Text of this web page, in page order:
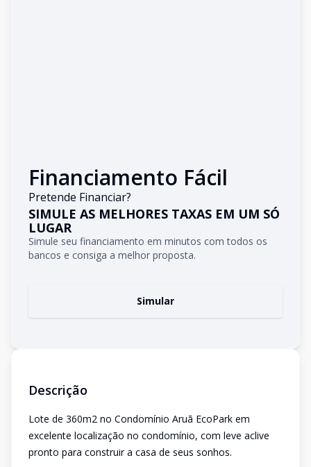
Financiamento Fácil
Pretende Financiar?
SIMULE AS MELHORES TAXAS EM UM SÓ
LUGAR
Simule seu financiamento em minutos com todos os
bancos e consiga a melhor proposta.
Simular
Descrição
Lote de 360m2 no Condomínio Aruã EcoPark em
excelente localização no condomínio, com leve aclive
pronto para construir a casa de seus sonhos.